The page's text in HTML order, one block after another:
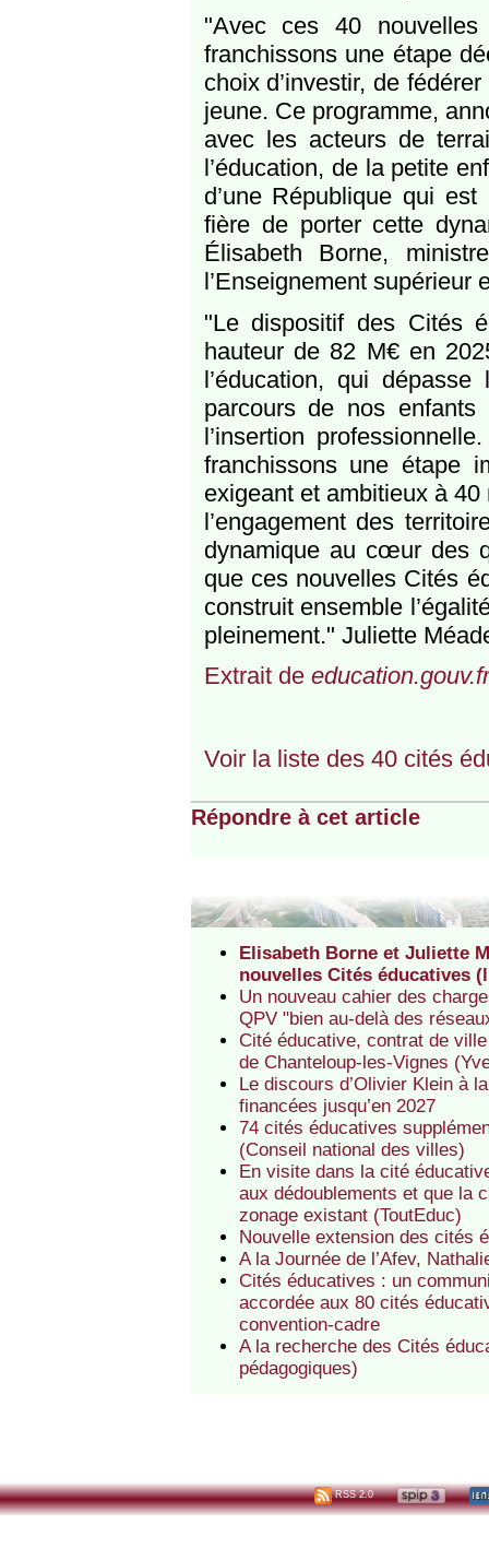
"Avec ces 40
franchissons une étape
choix d’investir, de
jeune. Ce programme,
avec les acteurs de
l’éducation, de la petite
d’une République qui
fière de porter cette
Élisabeth Borne,
l’Enseignement supérieur
"Le dispositif des Cités
hauteur de 82 M€ en
l’éducation, qui
parcours de nos
l’insertion
franchissons une étape
exigeant et ambitieux à
l’engagement des
dynamique au cœur des
que ces nouvelles Cités
construit ensemble
pleinement." Juliette
Extrait de education.gouv.fr
Voir la liste des 40 cités
Répondre à cet article
Elisabeth Borne et Juliette
nouvelles Cités éducatives
Un nouveau cahier des
QPV "bien au-delà des
Cité éducative, contrat de
de Chanteloup-les-Vignes
Le discours d’Olivier Klein à
financées jusqu’en 2027
74 cités éducatives
(Conseil national des villes)
En visite dans la cité
aux dédoublements et que la
zonage existant (ToutEduc)
Nouvelle extension des cités
A la Journée de l’Afev,
Cités éducatives : un
accordée aux 80 cités
convention-cadre
A la recherche des Cités
pédagogiques)
RSS 2.0